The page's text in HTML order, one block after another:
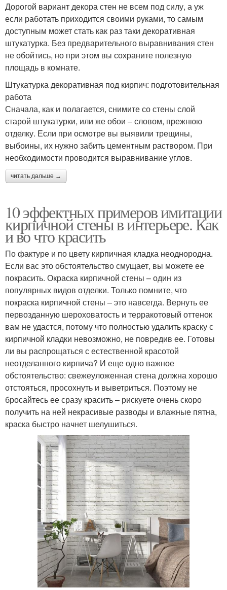
Дорогой вариант декора стен не всем под силу, а уж
если работать приходится своими руками, то самым
доступным может стать как раз таки декоративная
штукатурка. Без предварительного выравнивания стен
не обойтись, но при этом вы сохраните полезную
площадь в комнате.
Штукатурка декоративная под кирпич: подготовительная
работа
Сначала, как и полагается, снимите со стены слой
старой штукатурки, или же обои – словом, прежнюю
отделку. Если при осмотре вы выявили трещины,
выбоины, их нужно забить цементным раствором. При
необходимости проводится выравнивание углов.
читать дальше →
10 эффектных примеров имитации
кирпичной стены в интерьере. Как
и во что красить
По фактуре и по цвету кирпичная кладка неоднородна.
Если вас это обстоятельство смущает, вы можете ее
покрасить. Окраска кирпичной стены – один из
популярных видов отделки. Только помните, что
покраска кирпичной стены – это навсегда. Вернуть ее
первозданную шероховатость и терракотовый оттенок
вам не удастся, потому что полностью удалить краску с
кирпичной кладки невозможно, не повредив ее. Готовы
ли вы распрощаться с естественной красотой
неотделанного кирпича? И еще одно важное
обстоятельство: свежеуложенная стена должна хорошо
отстояться, просохнуть и выветриться. Поэтому не
бросайтесь ее сразу красить – рискуете очень скоро
получить на ней некрасивые разводы и влажные пятна,
краска быстро начнет шелушиться.